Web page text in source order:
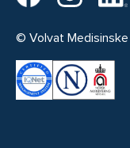
© Volvat